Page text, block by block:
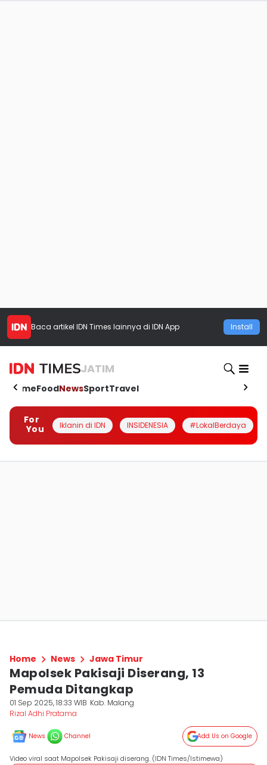
Baca artikel IDN Times lainnya di IDN App Install
JATIM
HomeFoodNewsSportTravel
For
You
Iklanin di IDN INSIDENESIA #LokalBerdaya
Home News Jawa Timur
Mapolsek Pakisaji Diserang, 13
Pemuda Ditangkap
01 Sep 2025, 18:33 WIB Kab. Malang
Rizal Adhi Pratama
News Channel Add Us on Google
Video viral saat Mapolsek Pakisaji diserang. (IDN Times/Istimewa)